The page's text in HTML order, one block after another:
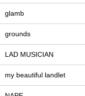
glamb
grounds
LAD MUSICIAN
my beautiful landlet